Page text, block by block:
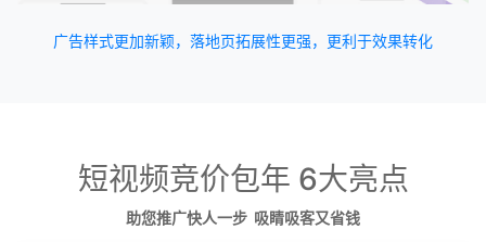
广告样式更加新颖，落地页拓展性更强，更利于效果转化
短视频竞价包年 6大亮点
助您推广快人一步 吸睛吸客又省钱